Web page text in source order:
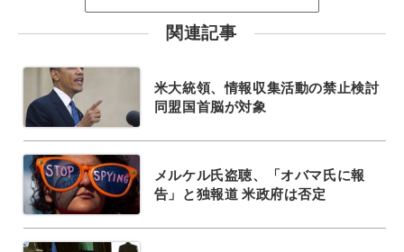
関連記事
米大統領、情報収集活動の禁止検討
同盟国首脳が対象
メルケル氏盗聴、「オバマ氏に報
告」と独報道 米政府は否定